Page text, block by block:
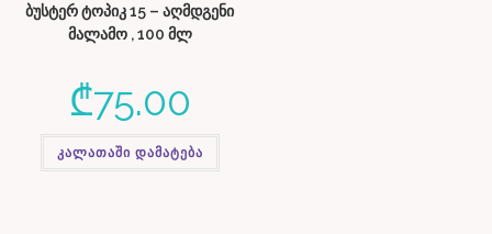
ბუსტერ ტოპიკ 15 – აღმდგენი
მალამო , 100 მლ
₾75.00
კალათაში დამატება